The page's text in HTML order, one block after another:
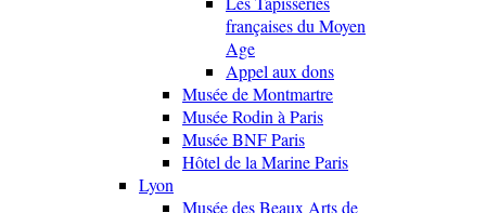
françaises du Moyen
Age
Appel aux dons
Musée de Montmartre
Musée Rodin à Paris
Musée BNF Paris
Hôtel de la Marine Paris
Lyon
Musée des Beaux Arts de